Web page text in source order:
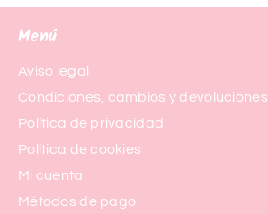
Menú
Aviso legal
Condiciones, cambios y devoluciones
Política de privacidad
Política de cookies
Mi cuenta
Métodos de pago